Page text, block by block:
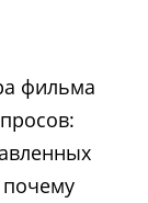
фильма
почему